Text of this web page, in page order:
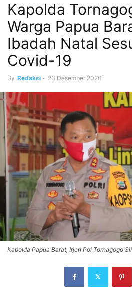
Kapolda
Warga Papua
Ibadah Natal
Covid-19
By Redaksi - 23 Desember 2020
Kapolda Papua Barat, Irjen Pol Tornagogo